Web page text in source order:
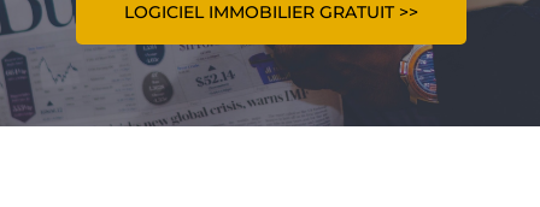
LOGICIEL IMMOBILIER GRATUIT >>